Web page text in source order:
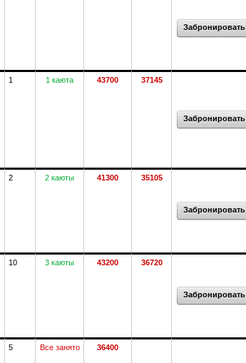
Забронировать
1 1 каюта 43700 37145
Забронировать
2 2 каюты 41300 35105
Забронировать
10 3 каюты 43200 36720
Забронировать
5 Все занято 36400